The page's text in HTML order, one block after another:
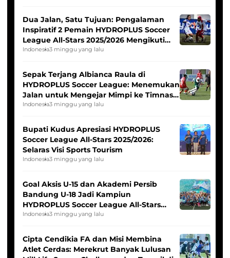
Dua Jalan, Satu Tujuan: Pengalaman
Inspiratif 2 Pemain HYDROPLUS Soccer
League All-Stars 2025/2026 Mengikuti
Seleksi Timnas Indonesia Putri
Indonesia3 minggu yang lalu
Sepak Terjang Albianca Raula di
HYDROPLUS Soccer League: Menemukan
Jalan untuk Mengejar Mimpi ke Timnas
Indonesia Putri
Indonesia3 minggu yang lalu
Bupati Kudus Apresiasi HYDROPLUS
Soccer League All-Stars 2025/2026:
Selaras Visi Sports Tourism
Indonesia3 minggu yang lalu
Goal Aksis U-15 dan Akademi Persib
Bandung U-18 Jadi Kampiun
HYDROPLUS Soccer League All-Stars
2025/2026
Indonesia3 minggu yang lalu
Cipta Cendikia FA dan Misi Membina
Atlet Cerdas: Merekrut Banyak Lulusan